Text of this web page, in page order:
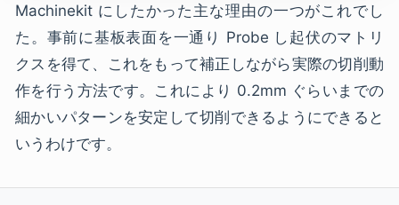
Machinekit にしたかった主な理由の一つがこれでし
た。事前に基板表面を一通り Probe し起伏のマトリ
クスを得て、これをもって補正しながら実際の切削動
作を行う方法です。これにより 0.2mm ぐらいまでの
細かいパターンを安定して切削できるようにできると
いうわけです。